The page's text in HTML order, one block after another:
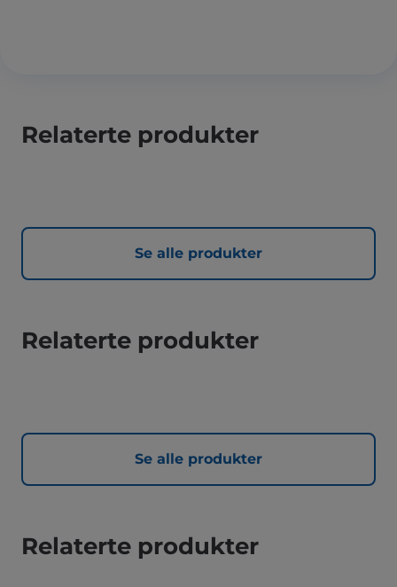
Relaterte produkter
Se alle produkter
Relaterte produkter
Se alle produkter
Relaterte produkter